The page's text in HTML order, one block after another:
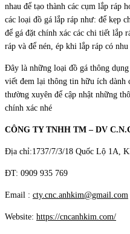
nhau để tạo thành các cụm lắp ráp
các loại đồ gá lắp ráp như: để kẹp
để gá đặt chính xác các chi tiết lắp
ráp và để nén, ép khi lắp ráp có nhu
Đây là những loại đồ gá thông
viết đem lại thông tin hữu ích dành
thường xuyên để cập nhật những
chính xác nhé
CÔNG TY TNHH TM – DV
Địa chỉ:1737/7/3/18 Quốc Lộ 1A,
ĐT: 0909 935 769
Email : cty.cnc.anhkim@gmail.com
Website: https://cncanhkim.com/